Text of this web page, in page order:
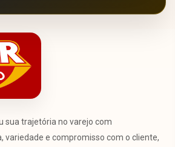
sua trajetória no varejo com
variedade e compromisso com o cliente,